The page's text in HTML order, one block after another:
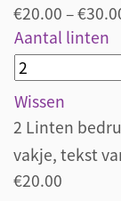
€20.00–€
Aantal linten
Wissen
2 Linten
vakje, tekst
€20.00